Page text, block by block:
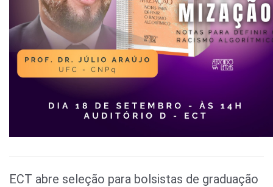
ECT abre seleção para bolsistas de graduação